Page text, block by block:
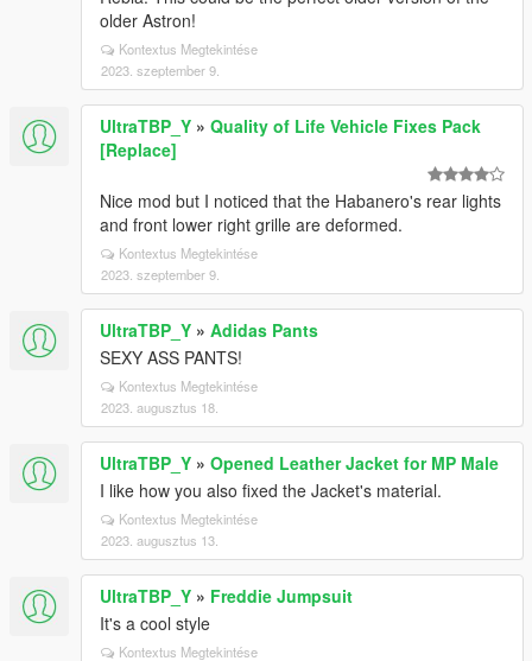
older Astron!
Kontextus Megtekintése
2023. szeptember 9.
UltraTBP_Y » Quality of Life Vehicle Fixes Pack
[Replace]
Nice mod but I noticed that the Habanero's rear lights
and front lower right grille are deformed.
Kontextus Megtekintése
2023. szeptember 9.
UltraTBP_Y » Adidas Pants
SEXY ASS PANTS!
Kontextus Megtekintése
2023. augusztus 18.
UltraTBP_Y » Opened Leather Jacket for MP Male
I like how you also fixed the Jacket's material.
Kontextus Megtekintése
2023. augusztus 13.
UltraTBP_Y » Freddie Jumpsuit
It's a cool style
Kontextus Megtekintése